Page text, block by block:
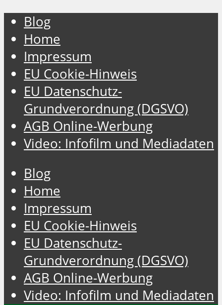
Blog
Home
Impressum
EU Cookie-Hinweis
EU Datenschutz-
Grundverordnung (DGSVO)
AGB Online-Werbung
Video: Infofilm und Mediadaten
Blog
Home
Impressum
EU Cookie-Hinweis
EU Datenschutz-
Grundverordnung (DGSVO)
AGB Online-Werbung
Video: Infofilm und Mediadaten